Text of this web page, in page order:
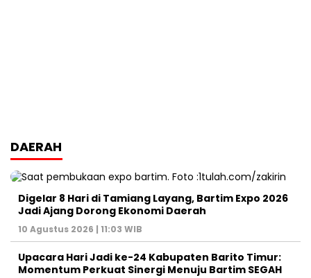
DAERAH
Digelar 8 Hari di Tamiang Layang, Bartim Expo 2026
Jadi Ajang Dorong Ekonomi Daerah
10 Agustus 2026 | 11:03 WIB
Upacara Hari Jadi ke-24 Kabupaten Barito Timur:
Momentum Perkuat Sinergi Menuju Bartim SEGAH